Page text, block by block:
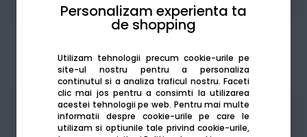
Personalizam experienta ta
de shopping
Utilizam tehnologii precum cookie-urile pe
site-ul nostru pentru a personaliza
continutul si a analiza traficul nostru. Faceti
clic mai jos pentru a consimti la utilizarea
acestei tehnologii pe web. Pentru mai multe
informatii despre cookie-urile pe care le
utilizam si optiunile tale privind cookie-urile,
Adaugă la favorite Compară
Produsele sunt disponibile pe platforma de
achizitii publice SEAP/SICAP